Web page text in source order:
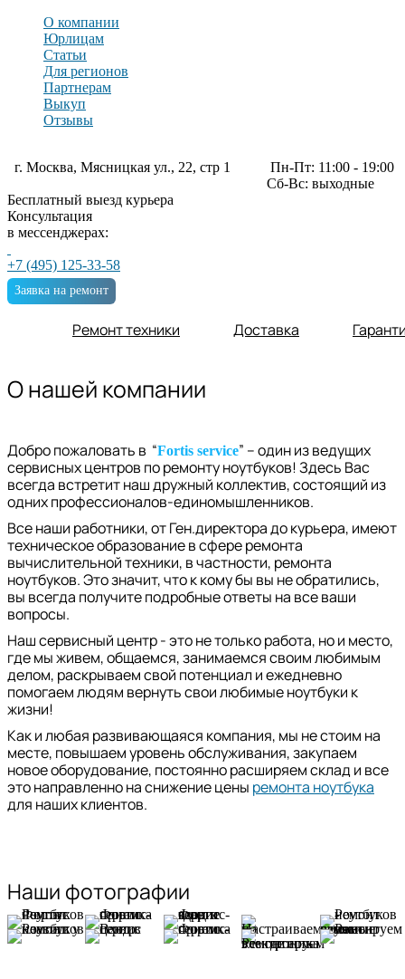
О компании
Юрлицам
Статьи
Для регионов
Партнерам
Выкуп
Отзывы
г. Москва, Мясницкая ул., 22, стр 1
Пн-Пт: 11:00 - 19:00
Сб-Вс: выходные
Бесплатный выезд курьера
Консультация
в мессенджерах:
+7 (495) 125-33-58
Заявка на ремонт
Ремонт техники Доставка
О нашей компании
Добро пожаловать в “Fortis service” – один из ведущих
сервисных центров по ремонту ноутбуков! Здесь Вас
всегда встретит наш дружный коллектив, состоящий из
одних профессионалов-единомышленников.
Все наши работники, от Ген.директора до курьера, имеют
техническое образование в сфере ремонта
вычислительной техники, в частности, ремонта
ноутбуков. Это значит, что к кому бы вы не обратились,
вы всегда получите подробные ответы на все ваши
вопросы.
Наш сервисный центр - это не только работа, но и место,
где мы живем, общаемся, занимаемся своим любимым
делом, раскрываем свой потенциал и ежедневно
помогаем людям вернуть свои любимые ноутбуки к
жизни!
Как и любая развивающаяся компания, мы не стоим на
месте, повышаем уровень обслуживания, закупаем
новое оборудование, постоянно расширяем склад и все
это направленно на снижение цены ремонта ноутбука
для наших клиентов.
Наши фотографии